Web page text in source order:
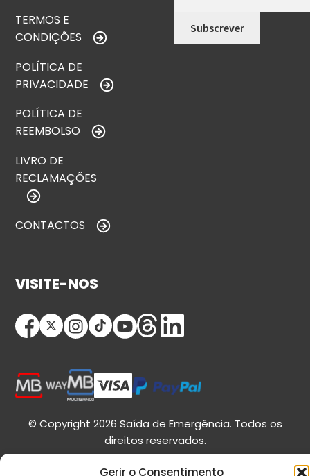
Gerir o Consentimento
TERMOS E
CONDIÇÕES
POLÍTICA DE
PRIVACIDADE
POLÍTICA DE
REEMBOLSO
LIVRO DE
RECLAMAÇÕES
CONTACTOS
VISITE-NOS
© Copyright 2026 Saída de Emergência. Todos os
direitos reservados.